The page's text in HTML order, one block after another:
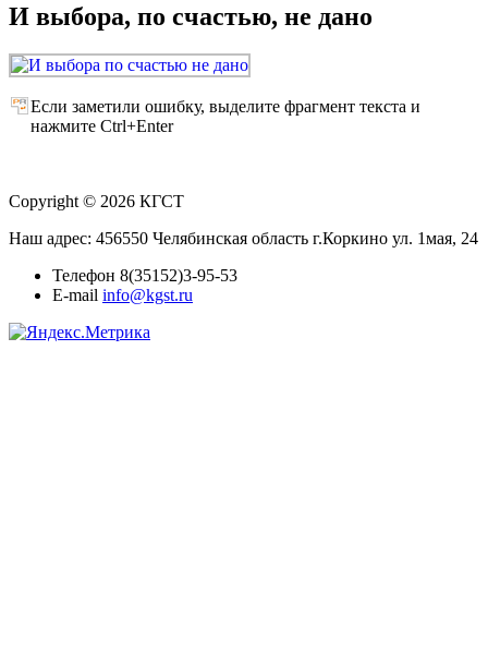
И выбора, по счастью, не дано
Если заметили ошибку, выделите фрагмент текста и
нажмите Ctrl+Enter
Copyright © 2026 КГСТ
Наш адрес: 456550 Челябинская область г.Коркино ул. 1мая, 24
Телефон 8(35152)3-95-53
E-mail info@kgst.ru